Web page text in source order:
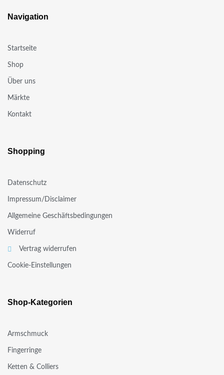
Navigation
Startseite
Shop
Über uns
Märkte
Kontakt
Shopping
Datenschutz
Impressum/Disclaimer
Allgemeine Geschäftsbedingungen
Widerruf
Vertrag widerrufen
Cookie-Einstellungen
Shop-Kategorien
Armschmuck
Fingerringe
Ketten & Colliers